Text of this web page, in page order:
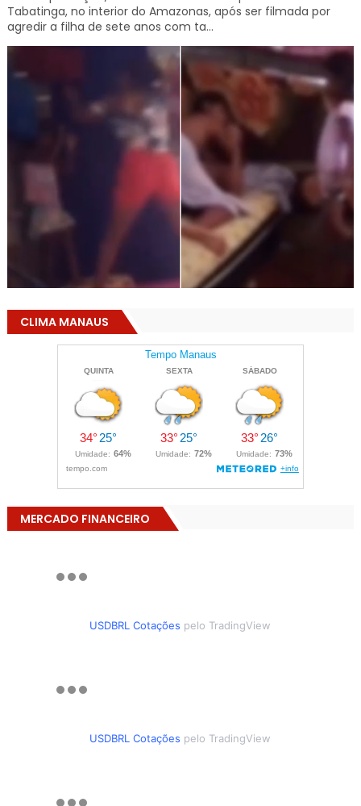
Tabatinga, no interior do Amazonas, após ser filmada por
agredir a filha de sete anos com ta...
CLIMA MANAUS
MERCADO FINANCEIRO
USDBRL Cotações pelo TradingView
USDBRL Cotações pelo TradingView